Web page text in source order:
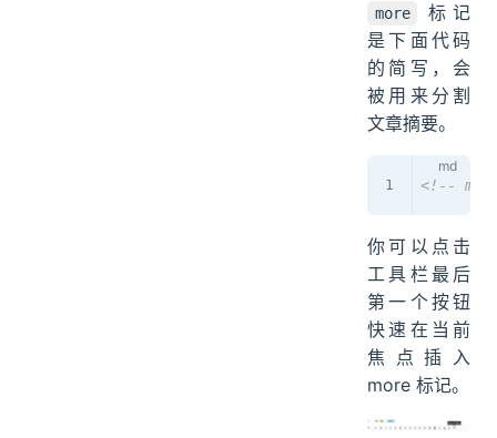
more
标记
是下面代码
的简写，会
被用来分割
文章摘要。
<!--
你可以点击
工具栏最后
第一个按钮
快速在当前
焦点插入
more 标记。